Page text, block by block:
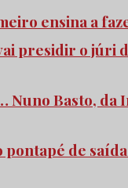
ensina a
presidir o júri
Nuno Basto, da
pontapé de